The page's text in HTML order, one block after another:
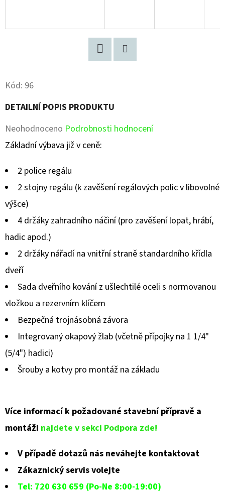
Kód: 96
DETAILNÍ POPIS PRODUKTU
Průměrné
hodnocení
z
hvězdiček.
Neohodnoceno Podrobnosti hodnocení
Základní výbava již v ceně:
2 police regálu
2 stojny regálu (k zavěšení regálových polic v libovolné
výšce)
4 držáky zahradního náčiní (pro zavěšení lopat, hrábí,
hadic apod.)
2 držáky nářadí na vnitřní straně standardního křídla
dveří
Sada dveřního kování z ušlechtilé oceli s normovanou
vložkou a rezervním klíčem
Bezpečná trojnásobná závora
Integrovaný okapový žlab (včetně přípojky na 1 1/4"
(5/4") hadici)
Šrouby a kotvy pro montáž na základu
Více informací k požadované stavební přípravě a
montáži najdete v sekci Podpora zde!
V případě dotazů nás neváhejte kontaktovat
Zákaznický servis volejte
Tel: 720 630 659 (Po-Ne 8:00-19:00)